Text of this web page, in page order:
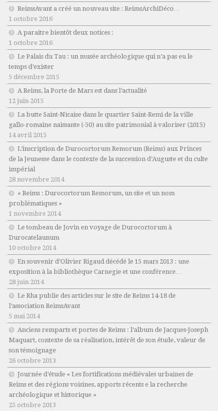
ReimsAvant a créé un nouveau site : ReimsArchiDéco…
1 octobre 2016
A paraitre bientôt deux notices :
1 octobre 2016
Le Palais du Tau : un musée archéologique qui n’a pas eu le
temps d’exister
5 décembre 2015
A Reims, la Porte de Mars est dans l’actualité
12 juin 2015
La butte Saint-Nicaise dans le quartier Saint-Remi de la ville
gallo-romaine naissante (-50) au site patrimonial à valoriser (2015)
14 avril 2015
L’inscription de Durocortorum Remorum (Reims) aux Princes
de la Jeunesse dans le contexte de la succession d’Auguste et du culte
impérial
28 novembre 2014
« Reims : Durocortorum Remorum, un site et un nom
problématiques »
1 novembre 2014
Le tombeau de Jovin en voyage de Durocortorum à
Durocatelaunum
10 octobre 2014
En souvenir d’Olivier Rigaud décédé le 15 mars 2013 : une
exposition à la bibliothèque Carnegie et une conférence…
28 juin 2014
Le Rha publie des articles sur le site de Reims 14-18 de
l’association ReimsAvant
5 mai 2014
Anciens remparts et portes de Reims : l’album de Jacques-Joseph
Maquart, contexte de sa réalisation, intérêt de son étude, valeur de
son témoignage
26 octobre 2013
Journée d’étude « Les fortifications médiévales urbaines de
Reims et des régions voisines, apports récents e la recherche
archéologique et historique »
25 octobre 2013